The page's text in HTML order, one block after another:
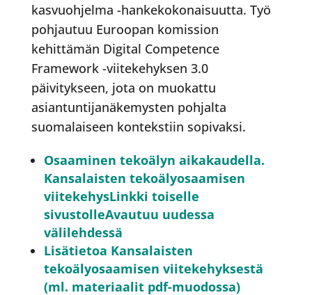
kasvuohjelma -hankekokonaisuutta. Työ
pohjautuu Euroopan komission
kehittämän Digital Competence
Framework -viitekehyksen 3.0
päivitykseen, jota on muokattu
asiantuntijanäkemysten pohjalta
suomalaiseen kontekstiin sopivaksi.
Osaaminen tekoälyn aikakaudella.
Kansalaisten tekoälyosaamisen
viitekehysLinkki toiselle
sivustolleAvautuu uudessa
välilehdessä
Lisätietoa Kansalaisten
tekoälyosaamisen viitekehyksestä
(ml. materiaalit pdf-muodossa)